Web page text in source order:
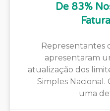
De 83%
Representantes
apresentaram
atualização dos
Simples
uma